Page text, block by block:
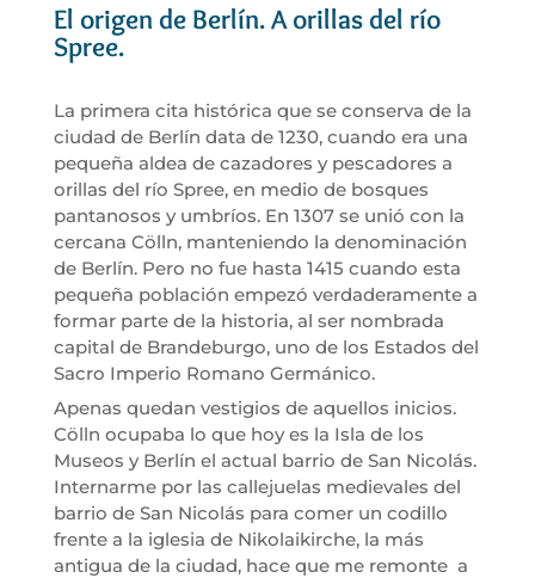
El origen de Berlín. A orillas del río
Spree.
La primera cita histórica que se conserva de la
ciudad de Berlín data de 1230, cuando era una
pequeña aldea de cazadores y pescadores a
orillas del río Spree, en medio de bosques
pantanosos y umbríos. En 1307 se unió con la
cercana Cölln, manteniendo la denominación
de Berlín. Pero no fue hasta 1415 cuando esta
pequeña población empezó verdaderamente a
formar parte de la historia, al ser nombrada
capital de Brandeburgo, uno de los Estados del
Sacro Imperio Romano Germánico.
Apenas quedan vestigios de aquellos inicios.
Cölln ocupaba lo que hoy es la Isla de los
Museos y Berlín el actual barrio de San Nicolás.
Internarme por las callejuelas medievales del
barrio de San Nicolás para comer un codillo
frente a la iglesia de Nikolaikirche, la más
antigua de la ciudad, hace que me remonte a